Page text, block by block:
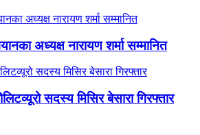
अध्यक्ष नारायण शर्मा सम्मानित
सदस्य मिसिर बेसारा गिरफ्तार